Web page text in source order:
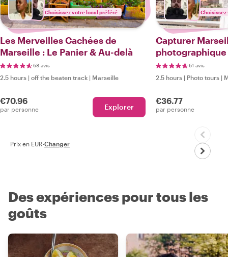
Choisissez votre local préféré
Les Merveilles Cachées de
Marseille : Le Panier & Au-delà
68 avis
2.5 hours | off the beaten track | Marseille
€70.96
par personne Explorer
Capturer
photographique
61 avis
2.5 hours | Photo tours |
€36.77
par personne
Prix en EUR·Changer
Des expériences pour tous les
goûts